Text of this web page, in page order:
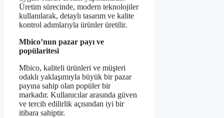
Üretim sürecinde, modern teknolojiler
kullanılarak, detaylı tasarım ve kalite
kontrol adımlarıyla ürünler üretilir.
Mbico’nun pazar payı ve
popülaritesi
Mbico, kaliteli ürünleri ve müşteri
odaklı yaklaşımıyla büyük bir pazar
payına sahip olan popüler bir
markadır. Kullanıcılar arasında güven
ve tercih edilirlik açısından iyi bir
itibara sahiptir.